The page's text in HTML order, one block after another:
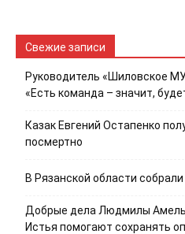
Свежие записи
Руководитель «Шиловское
«Есть команда – значит,
Казак Евгений Остапенко
посмертно
В Рязанской области
Добрые дела Людмилы
Истья помогают сохранять